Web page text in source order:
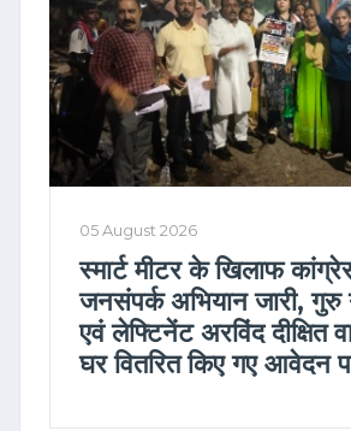
05 August 2026
स्मार्ट मीटर के खिलाफ
जनसंपर्क अभियान जारी, गुरु
एवं लेफ्टिनेंट अरविंद दीक्षित
घर वितरित किए गए आवेदन